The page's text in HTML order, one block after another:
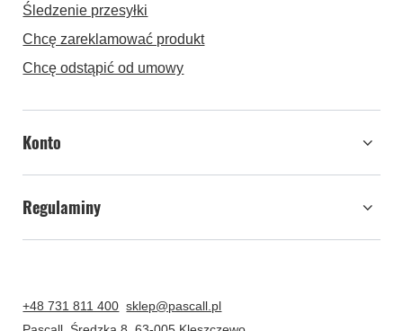
Śledzenie przesyłki
Chcę zareklamować produkt
Chcę odstąpić od umowy
Konto
Regulaminy
+48 731 811 400 sklep@pascall.pl